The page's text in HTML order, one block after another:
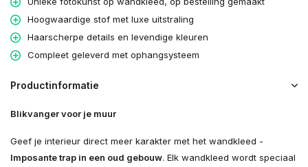
Hoogwaardige stof met luxe uitstraling
Haarscherpe details en levendige kleuren
Compleet geleverd met ophangsysteem
Productinformatie
Blikvanger voor je muur
Geef je interieur direct meer karakter met het wandkleed -
Imposante trap in een oud gebouw. Elk wandkleed wordt speciaal